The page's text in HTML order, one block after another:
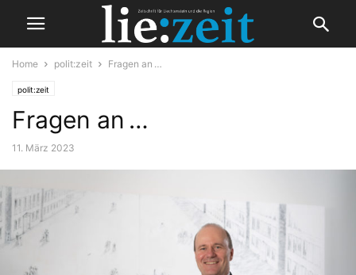
Home polit:zeit Fragen an …
polit:zeit
Fragen an …
11. März 2023